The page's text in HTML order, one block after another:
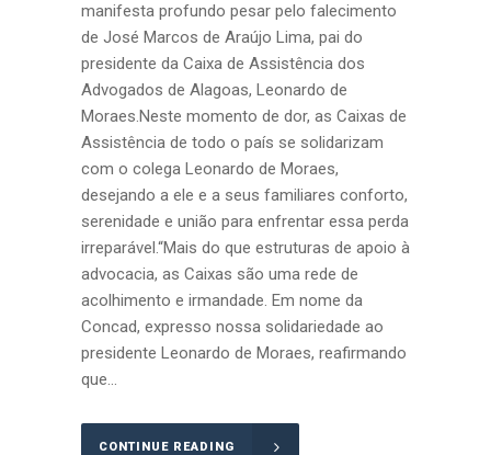
manifesta profundo pesar pelo falecimento
de José Marcos de Araújo Lima, pai do
presidente da Caixa de Assistência dos
Advogados de Alagoas, Leonardo de
Moraes.Neste momento de dor, as Caixas de
Assistência de todo o país se solidarizam
com o colega Leonardo de Moraes,
desejando a ele e a seus familiares conforto,
serenidade e união para enfrentar essa perda
irreparável.“Mais do que estruturas de apoio à
advocacia, as Caixas são uma rede de
acolhimento e irmandade. Em nome da
Concad, expresso nossa solidariedade ao
presidente Leonardo de Moraes, reafirmando
que...
CONTINUE READING